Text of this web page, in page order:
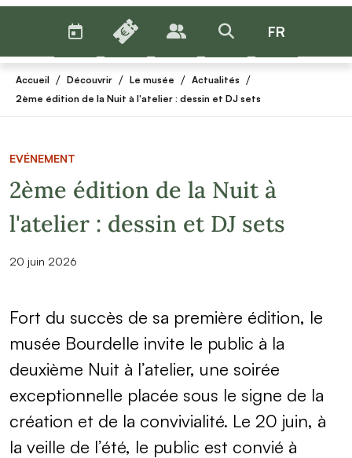
BILLETTERIE
PUBLICS >RECHERCHER
FR
Accueil / Découvrir / Le musée / Actualités /
2ème édition de la Nuit à l'atelier : dessin et DJ sets
EVÉNEMENT
2ème édition de la Nuit à
l'atelier : dessin et DJ sets
20 juin 2026
Fort du succès de sa première édition, le
musée Bourdelle invite le public à la
deuxième Nuit à l’atelier, une soirée
exceptionnelle placée sous le signe de la
création et de la convivialité. Le 20 juin, à
la veille de l’été, le public est convié à